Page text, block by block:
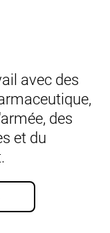
avec des
des
et du